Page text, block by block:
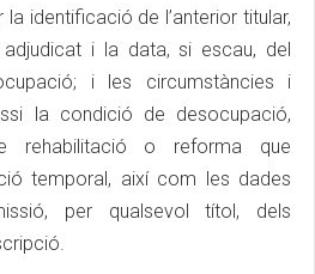
identificació de l’anterior titular,
adjudicat i la data, si escau, del
i les circumstàncies i
la condició de desocupació,
rehabilitació o reforma que
temporal, així com les dades
per qualsevol títol, dels